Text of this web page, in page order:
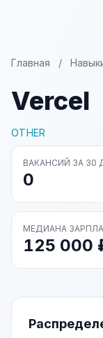
Главная /
Vercel
OTHER
ВАКАНСИЙ ЗА 30
0
МЕДИАНА
125 000